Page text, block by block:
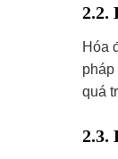
2.2.
Hóa
quá
2.3.